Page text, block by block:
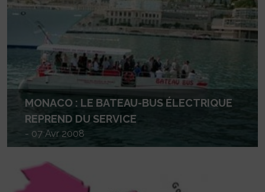
MONACO : LE BATEAU-BUS ÉLECTRIQUE
REPREND DU SERVICE
- 07 Avr 2008